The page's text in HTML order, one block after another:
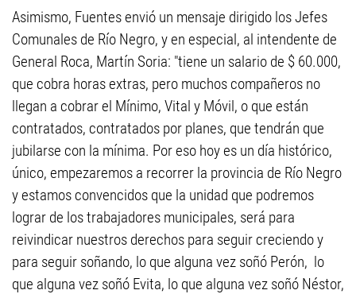
Asimismo, Fuentes envió un mensaje dirigido los Jefes
Comunales de Río Negro, y en especial, al intendente de
General Roca, Martín Soria: "tiene un salario de $ 60.000,
que cobra horas extras, pero muchos compañeros no
llegan a cobrar el Mínimo, Vital y Móvil, o que están
contratados, contratados por planes, que tendrán que
jubilarse con la mínima. Por eso hoy es un día histórico,
único, empezaremos a recorrer la provincia de Río Negro
y estamos convencidos que la unidad que podremos
lograr de los trabajadores municipales, será para
reivindicar nuestros derechos para seguir creciendo y
para seguir soñando, lo que alguna vez soñó Perón, lo
que alguna vez soñó Evita, lo que alguna vez soñó Néstor,